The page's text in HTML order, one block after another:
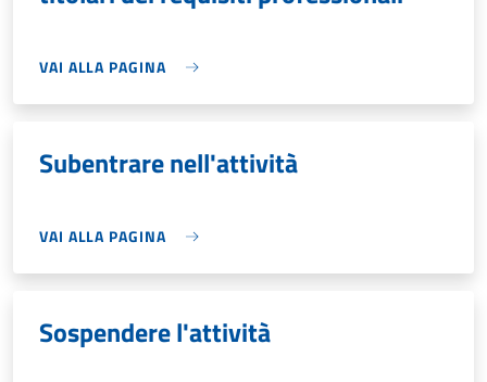
VAI ALLA PAGINA
Subentrare nell'attività
VAI ALLA PAGINA
Sospendere l'attività